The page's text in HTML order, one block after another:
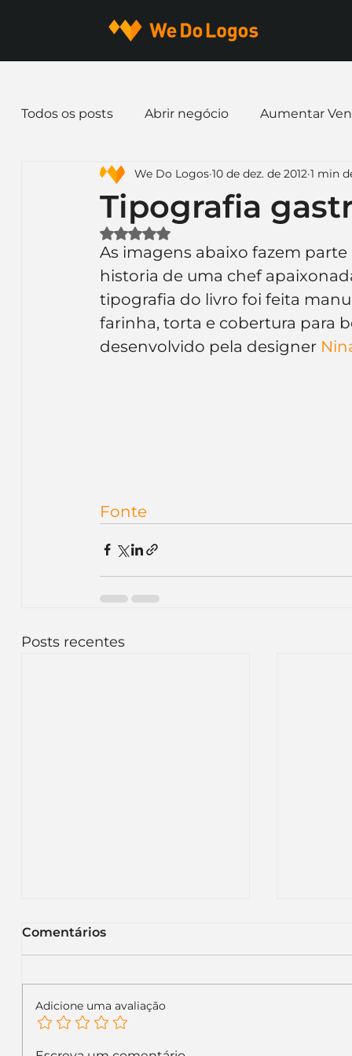
Todos os posts Abrir negócio Aumentar
Dicas de Marketing Email marketing
Identidade Visual
Ferramentas Mascotes Slogan
Tipografia
We Do Logos 10 de dez. de 2012 1 min
Avaliado com NaN de 5 estrelas.
As imagens abaixo fazem
historia de uma chef
tipografia do livro foi feita
farinha, torta e cobertura para
desenvolvido pela designer
Fonte
Posts recentes
Comentários
Adicione uma avaliação